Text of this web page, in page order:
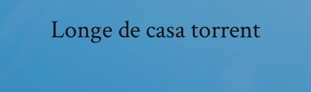
Longe de casa torrent